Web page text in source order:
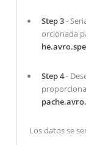
Step 3-
orcionada
Step 4-
Los datos se